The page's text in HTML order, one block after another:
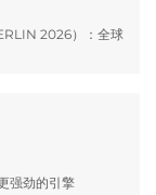
2026）：全球
强劲的引擎